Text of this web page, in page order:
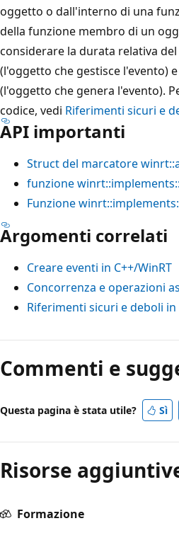
oggetto o dall'interno di una
della funzione membro di un
considerare la durata relativa
(l'oggetto che gestisce l'evento)
(l'oggetto che genera l'evento).
codice, vedi Riferimenti sicuri e
API importanti
Struct del marcatore
funzione
Funzione
Argomenti correlati
Creare eventi in C++/WinRT
Concorrenza e operazioni
Riferimenti sicuri e deboli in
Commenti e
Questa pagina è stata utile? Sì
Risorse
Formazione